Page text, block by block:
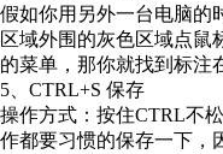
假如你用另外一台电脑的
区域外围的灰色区域点鼠
的菜单，那你就找到标注
5、CTRL+S 保存
操作方式：按住CTRL不
作都要习惯的保存一下，